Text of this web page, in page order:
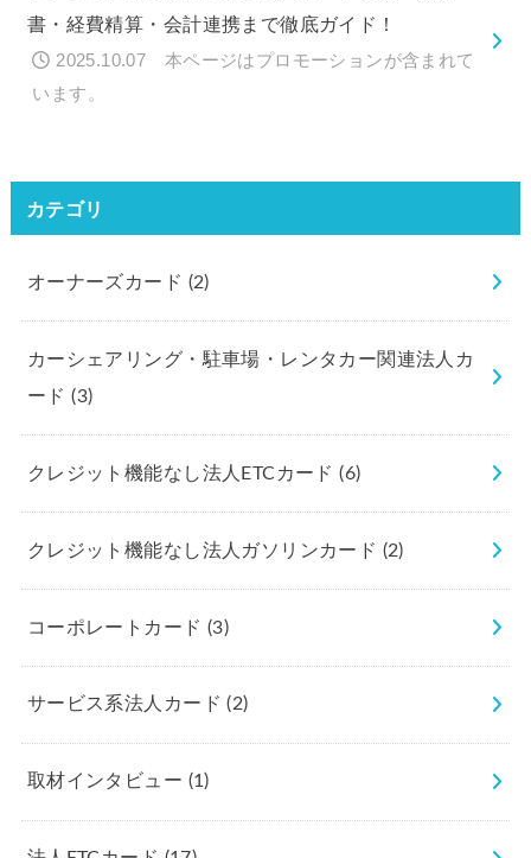
書・経費精算・会計連携まで徹底ガイド！
2025.10.07
カテゴリ
オーナーズカード (2)
カーシェアリング・駐車場・レンタカー関連法人カ
ード(3)
クレジット機能なし法人ETCカード(6)
クレジット機能なし法人ガソリンカード (2)
コーポレートカード (3)
サービス系法人カード(2)
取材インタビュー (1)